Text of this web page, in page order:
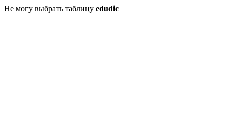
Не могу выбрать таблицу edudic